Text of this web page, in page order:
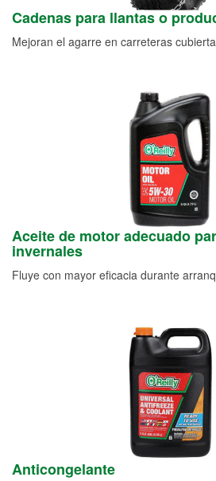
Cadenas para llantas o
Mejoran el agarre en carreteras
Aceite de motor adecuado
invernales
Fluye con mayor eficacia durante
Anticongelante